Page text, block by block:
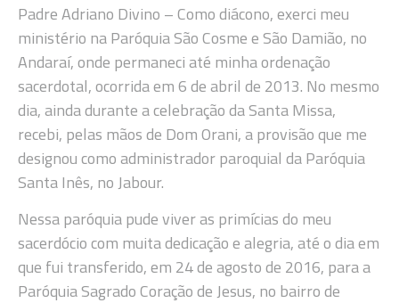
Padre Adriano Divino – Como diácono, exerci meu
ministério na Paróquia São Cosme e São Damião, no
Andaraí, onde permaneci até minha ordenação
sacerdotal, ocorrida em 6 de abril de 2013. No mesmo
dia, ainda durante a celebração da Santa Missa,
recebi, pelas mãos de Dom Orani, a provisão que me
designou como administrador paroquial da Paróquia
Santa Inês, no Jabour.
Nessa paróquia pude viver as primícias do meu
sacerdócio com muita dedicação e alegria, até o dia em
que fui transferido, em 24 de agosto de 2016, para a
Paróquia Sagrado Coração de Jesus, no bairro de